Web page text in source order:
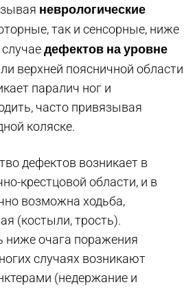
неврологические
так и сенсорные, ниже
дефектов на уровне
верхней поясничной области
паралич ног и
часто привязывая
коляске.
дефектов возникает в
крестцовой области, и в
возможна ходьба,
(костыли, трость).
ниже очага поражения
случаях возникают
(недержание и